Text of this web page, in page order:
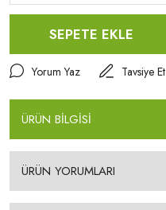
SEPETE EKLE
Yorum Yaz Tavsiye Et
ÜRÜN BİLGİSİ
ÜRÜN YORUMLARI